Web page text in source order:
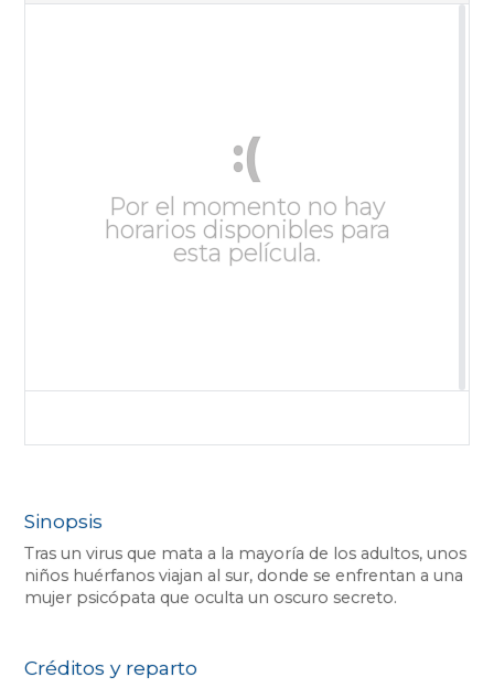
:(
Por el momento no hay
horarios disponibles para
esta película.
Sinopsis
Tras un virus que mata a la mayoría de los adultos, unos
niños huérfanos viajan al sur, donde se enfrentan a una
mujer psicópata que oculta un oscuro secreto.
Créditos y reparto